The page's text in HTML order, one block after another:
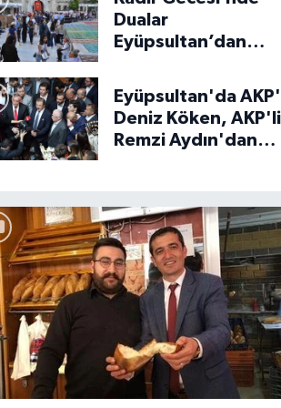
Emekliler
Dualar
Eyüpsultan’dan
Eyüpsultan'da
Deniz Köken, AKP'li
Remzi Aydın'dan